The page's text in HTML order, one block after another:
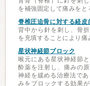
を補強固定して痛みをと
脊椎圧迫骨に対する経
背中から針を刺し、骨
を充填することにより痛
星状神経節ブロック
喉元にある星状神経節
酔薬を注射し、痛みの
神経を緩める治療法で
みをブロックする効果